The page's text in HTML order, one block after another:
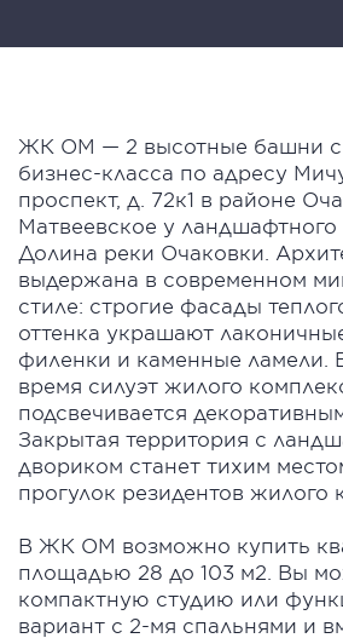
ЖК ОМ — 2 высотные башни с
бизнес-класса по адресу
проспект, д. 72к1 в районе
Матвеевское у ландшафтного
Долина реки Очаковки.
выдержана в современном
стиле: строгие фасады
оттенка украшают
филенки и каменные ламели.
время силуэт жилого
подсвечивается
Закрытая территория с
двориком станет тихим
прогулок резидентов жилого
В ЖК ОМ возможно купить
площадью 28 до 103 м2. Вы
компактную студию или
вариант с 2-мя спальнями и